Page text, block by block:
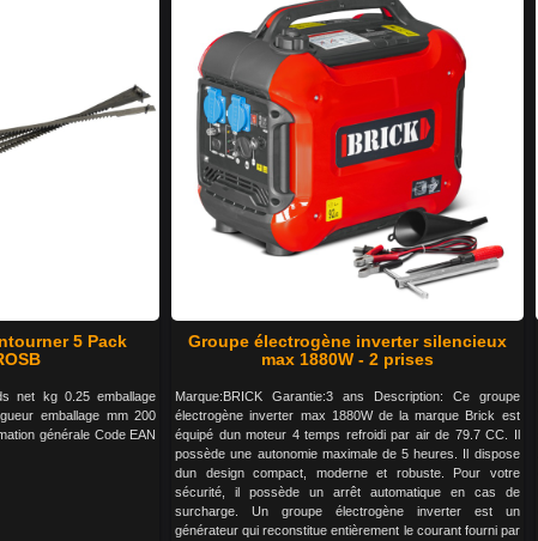
5 Pack
net kg 0.25 emballage
emballage mm 200
générale Code EAN
Groupe électrogène inverter silencieux
max 1880W - 2 prises
Marque:BRICK Garantie:3 ans Description: Ce groupe
électrogène inverter max 1880W de la marque Brick est
équipé dun moteur 4 temps refroidi par air de 79.7 CC. Il
possède une autonomie maximale de 5 heures. Il dispose
dun design compact, moderne et robuste. Pour votre
sécurité, il possède un arrêt automatique en cas de
surcharge. Un groupe électrogène inverter est un
générateur qui reconstitue entièrement le courant fourni par